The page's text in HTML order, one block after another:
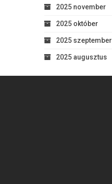
2025 november
2025 október
2025 szeptember
2025 augusztus